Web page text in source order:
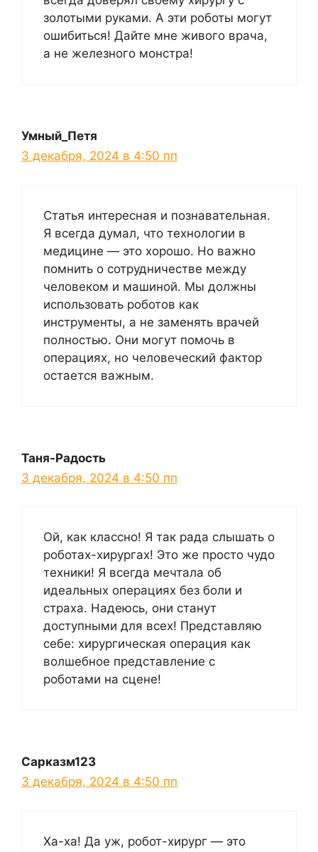
золотыми руками. А эти роботы могут
ошибиться! Дайте мне живого врача,
а не железного монстра!
Умный_Петя
3 декабря, 2024 в 4:50 пп
Статья интересная и познавательная.
Я всегда думал, что технологии в
медицине — это хорошо. Но важно
помнить о сотрудничестве между
человеком и машиной. Мы должны
использовать роботов как
инструменты, а не заменять врачей
полностью. Они могут помочь в
операциях, но человеческий фактор
остается важным.
Таня-Радость
3 декабря, 2024 в 4:50 пп
Ой, как классно! Я так рада слышать о
роботах-хирургах! Это же просто чудо
техники! Я всегда мечтала об
идеальных операциях без боли и
страха. Надеюсь, они станут
доступными для всех! Представляю
себе: хирургическая операция как
волшебное представление с
роботами на сцене!
Сарказм123
3 декабря, 2024 в 4:50 пп
Ха-ха! Да уж, робот-хирург — это